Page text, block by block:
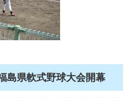
島県軟式野球大会開幕